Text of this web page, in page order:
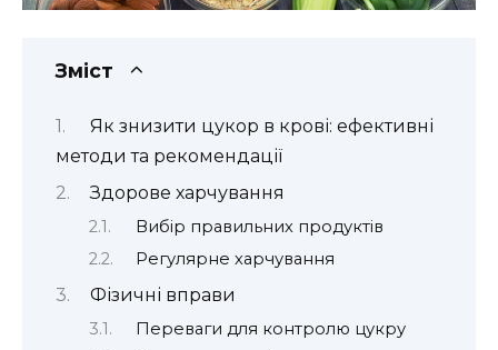
Зміст
Як знизити цукор в крові: ефективні
методи та рекомендації
Здорове харчування
Вибір правильних продуктів
Регулярне харчування
Фізичні вправи
Переваги для контролю цукру